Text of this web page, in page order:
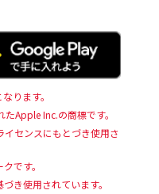
ります。
Apple Inc.の商標です。
イセンスにもとづき使用さ
です。
き使用されています。